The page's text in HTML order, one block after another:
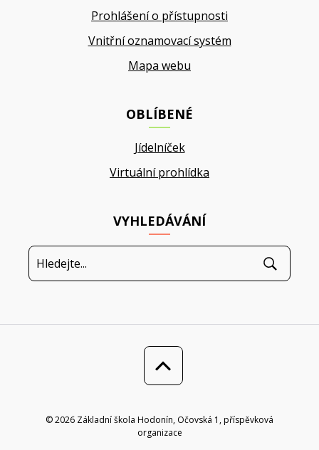
Prohlášení o přístupnosti
Vnitřní oznamovací systém
Mapa webu
OBLÍBENÉ
Jídelníček
Virtuální prohlídka
VYHLEDÁVÁNÍ
© 2026 Základní škola Hodonín, Očovská 1, příspěvková
organizace